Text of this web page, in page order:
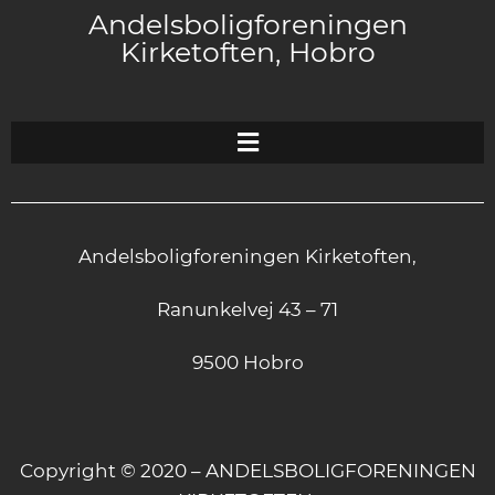
Andelsboligforeningen
Kirketoften, Hobro
Andelsboligforeningen Kirketoften,
Ranunkelvej 43 – 71
9500 Hobro
Copyright © 2020 – ANDELSBOLIGFORENINGEN